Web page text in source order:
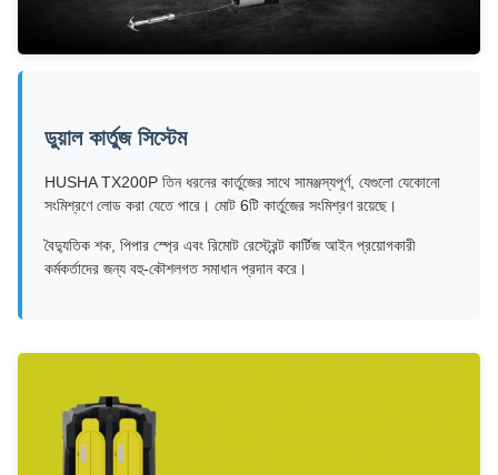
ডুয়াল কার্তুজ সিস্টেম
HUSHA TX200P তিন ধরনের কার্তুজের সাথে সামঞ্জস্যপূর্ণ, যেগুলো যেকোনো
সংমিশ্রণে লোড করা যেতে পারে। মোট 6টি কার্তুজের সংমিশ্রণ রয়েছে।
বৈদ্যুতিক শক, পিপার স্প্রে এবং রিমোট রেস্ট্রেন্ট কার্টিজ আইন প্রয়োগকারী
কর্মকর্তাদের জন্য বহু-কৌশলগত সমাধান প্রদান করে।